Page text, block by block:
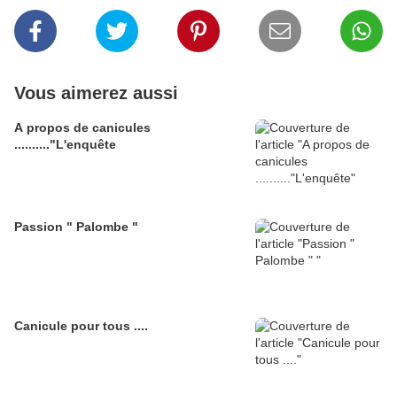
Vous aimerez aussi
A propos de canicules
.........."L'enquête
Passion " Palombe "
Canicule pour tous ....